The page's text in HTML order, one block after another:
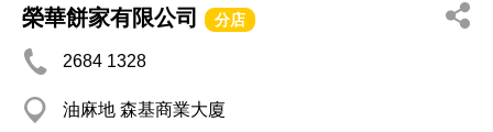
榮華餅家有限公司 分店
2684 1328
油麻地 森基商業大廈